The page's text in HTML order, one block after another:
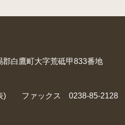
白鷹町大字荒砥甲833番地
) ファックス 0238-85-2128